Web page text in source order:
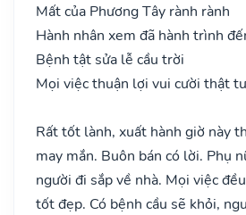
Mất của Phương Tây rành rành
Hành nhân xem đã hành trình
Bệnh tật sửa lễ cầu trời
Mọi việc thuận lợi vui cười thật
Rất tốt lành, xuất hành giờ này
may mắn. Buôn bán có lời. Phụ
người đi sắp về nhà. Mọi việc
tốt đẹp. Có bệnh cầu sẽ khỏi,